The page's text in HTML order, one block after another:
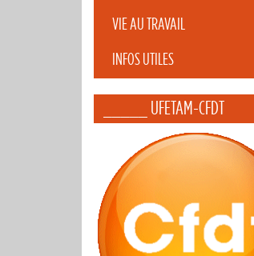
VIE AU TRAVAIL
INFOS UTILES
_____ UFETAM-CFDT